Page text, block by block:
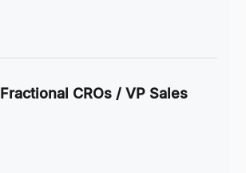
Fractional CROs / VP Sales